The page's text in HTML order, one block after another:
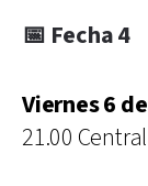
📅 Fecha 4
Viernes 6
21.00